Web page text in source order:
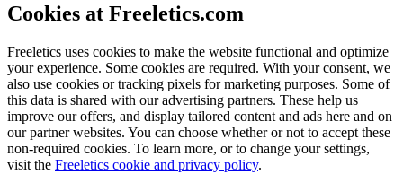
Cookies at Freeletics.com
Freeletics uses cookies to make the website functional and optimize
your experience. Some cookies are required. With your consent, we
also use cookies or tracking pixels for marketing purposes. Some of
this data is shared with our advertising partners. These help us
improve our offers, and display tailored content and ads here and on
our partner websites. You can choose whether or not to accept these
non-required cookies. To learn more, or to change your settings,
visit the Freeletics cookie and privacy policy.